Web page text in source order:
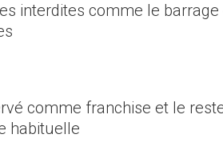
interdites comme le barrage
comme franchise et le
habituelle